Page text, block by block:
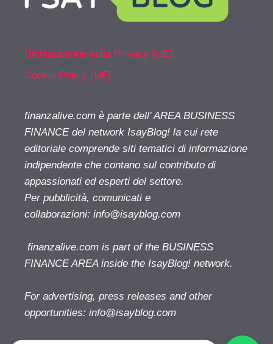
Dichiarazione sulla Privacy (UE)
Cookie Policy (UE)
finanzalive.com è parte dell' AREA BUSINESS
FINANCE del network IsayBlog! la cui rete
editoriale comprende siti tematici di informazione
indipendente che contano sul contributo di
appassionati ed esperti del settore.
Per pubblicità, comunicati e
collaborazioni: info@isayblog.com
finanzalive.com is part of the BUSINESS
FINANCE AREA inside the IsayBlog! network.
For advertising, press releases and other
opportunities: info@isayblog.com